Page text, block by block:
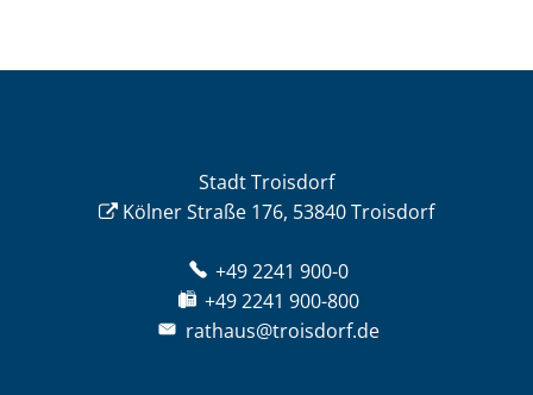
Stadt Troisdorf
Kölner Straße 176, 53840 Troisdorf
+49 2241 900-0
+49 2241 900-800
rathaus@troisdorf.de